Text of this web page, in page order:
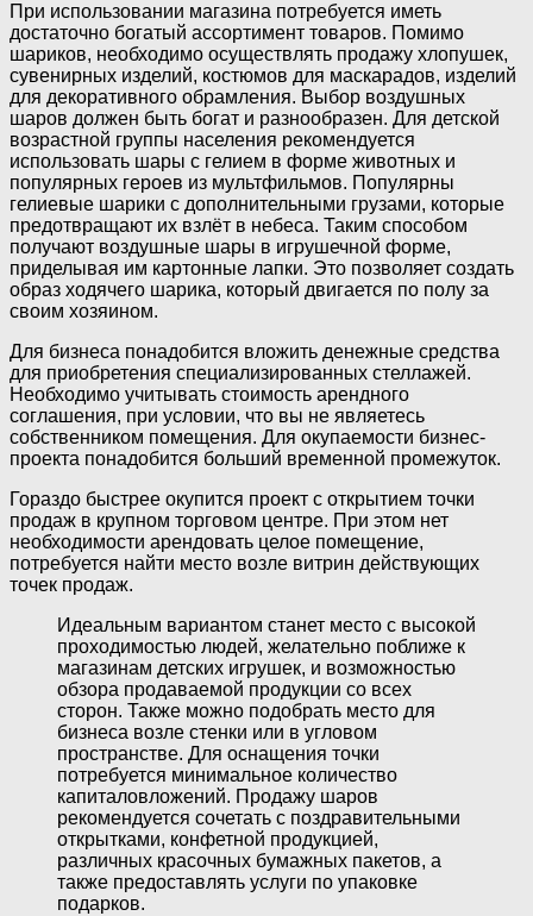
При использовании магазина потребуется иметь
достаточно богатый ассортимент товаров. Помимо
шариков, необходимо осуществлять продажу хлопушек,
сувенирных изделий, костюмов для маскарадов, изделий
для декоративного обрамления. Выбор воздушных
шаров должен быть богат и разнообразен. Для детской
возрастной группы населения рекомендуется
использовать шары с гелием в форме животных и
популярных героев из мультфильмов. Популярны
гелиевые шарики с дополнительными грузами, которые
предотвращают их взлёт в небеса. Таким способом
получают воздушные шары в игрушечной форме,
приделывая им картонные лапки. Это позволяет создать
образ ходячего шарика, который двигается по полу за
своим хозяином.
Для бизнеса понадобится вложить денежные средства
для приобретения специализированных стеллажей.
Необходимо учитывать стоимость арендного
соглашения, при условии, что вы не являетесь
собственником помещения. Для окупаемости бизнес-
проекта понадобится больший временной промежуток.
Гораздо быстрее окупится проект с открытием точки
продаж в крупном торговом центре. При этом нет
необходимости арендовать целое помещение,
потребуется найти место возле витрин действующих
точек продаж.
Идеальным вариантом станет место с высокой
проходимостью людей, желательно поближе к
магазинам детских игрушек, и возможностью
обзора продаваемой продукции со всех
сторон. Также можно подобрать место для
бизнеса возле стенки или в угловом
пространстве. Для оснащения точки
потребуется минимальное количество
капиталовложений. Продажу шаров
рекомендуется сочетать с поздравительными
открытками, конфетной продукцией,
различных красочных бумажных пакетов, а
также предоставлять услуги по упаковке
подарков.